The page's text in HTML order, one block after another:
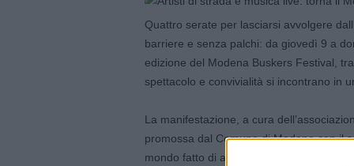
Quattro serate per lasciarsi avvolgere
barriere e senza palchi: da giovedì 9 a
edizione del Modena Buskers Festival,
spettacolo e convivialità si incontrano in
La manifestazione, a cura
promossa dal Comune di Modena con il
mondo fatto di artisti di strada, suoni,